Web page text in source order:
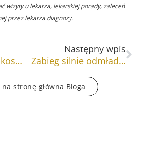
wizyty u lekarza, lekarskiej porady, zaleceń
przez lekarza diagnozy.
Rytuał a zabieg kosmetyczny
Następny wpis
Zabieg silnie odmładzający ze światłem czerwonym
na stronę główna Bloga